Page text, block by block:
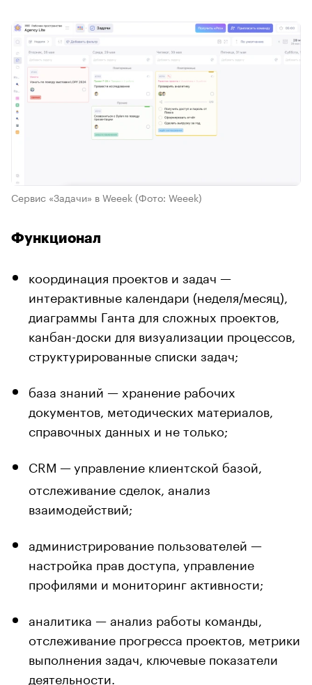
Сервис «Задачи» в Weeek (Фото: Weeek)
Функционал
координация проектов и задач —
интерактивные календари (неделя/месяц),
диаграммы Ганта для сложных проектов,
канбан-доски для визуализации процессов,
структурированные списки задач;
база знаний — хранение рабочих
документов, методических материалов,
справочных данных и не только;
CRM —управление клиентской базой,
отслеживание сделок, анализ
взаимодействий;
администрирование пользователей —
настройка прав доступа, управление
профилями и мониторинг активности;
аналитика — анализ работы команды,
отслеживание прогресса проектов, метрики
выполнения задач, ключевые показатели
деятельности.